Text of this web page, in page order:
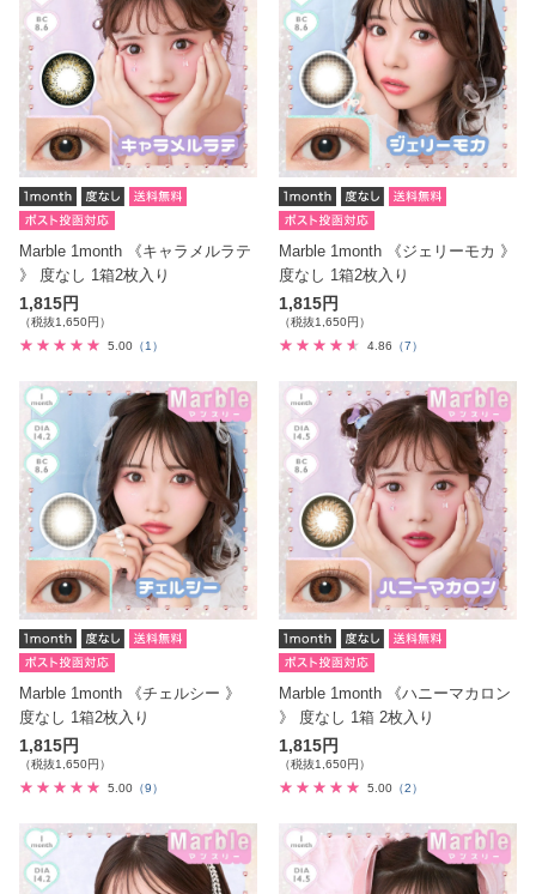
Marble 1month 《キャラメルラテ
》 度なし 1箱2枚入り
1,815円
（税抜1,650円）
5.00 （1）
Marble 1month 《ジェリーモカ 》
度なし 1箱2枚入り
1,815円
（税抜1,650円）
4.86
（7）
Marble 1month 《チェルシー 》
度なし 1箱2枚入り
1,815円
（税抜1,650円）
5.00 （9）
Marble 1month 《ハニーマカロン
》 度なし 1箱 2枚入り
1,815円
（税抜1,650円）
5.00 （2）